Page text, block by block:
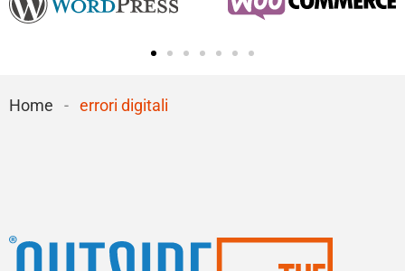
Home - errori digitali